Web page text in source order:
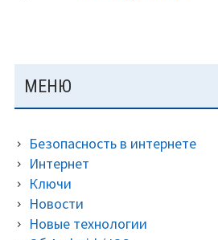
ключи
ОСНОВНАЯ
ПАНЕЛЬ
МЕНЮ
Безопасность в интернете
Интернет
Ключи
Новости
Новые технологии